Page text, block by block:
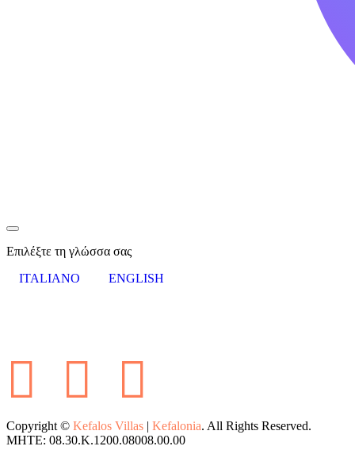
Επιλέξτε τη γλώσσα σας
ITALIANO
ENGLISH
Copyright © Kefalos Villas | Kefalonia. All Rights Reserved.
MHTE: 08.30.K.1200.08008.00.00